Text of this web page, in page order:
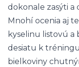
dokonale zasýti
Mnohí ocenia aj
kyselinu listovú a
desiatu k
bielkoviny